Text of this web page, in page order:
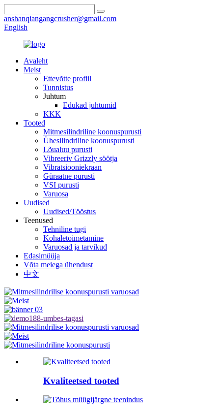
anshanqiangangcrusher@gmail.com
English
Avaleht
Meist
Ettevõtte profiil
Tunnistus
Juhtum
Edukad juhtumid
KKK
Tooted
Mitmesilindriline koonuspurusti
Ühesilindriline koonuspurusti
Lõualuu purusti
Vibreeriv Grizzly söötja
Vibratsiooniekraan
Güraatne purusti
VSI purusti
Varuosa
Uudised
Uudised/Tööstus
Teenused
Tehniline tugi
Kohaletoimetamine
Varuosad ja tarvikud
Edasimüüja
Võta meiega ühendust
中文
Kvaliteetsed tooted